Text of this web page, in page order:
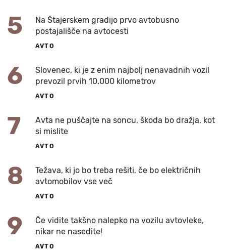
5
Na Štajerskem gradijo prvo avtobusno
postajališče na avtocesti
AVTO
6
Slovenec, ki je z enim najbolj nenavadnih vozil
prevozil prvih 10.000 kilometrov
AVTO
7
Avta ne puščajte na soncu, škoda bo dražja, kot
si mislite
AVTO
8
Težava, ki jo bo treba rešiti, če bo električnih
avtomobilov vse več
AVTO
9
Če vidite takšno nalepko na vozilu avtovleke,
nikar ne nasedite!
AVTO